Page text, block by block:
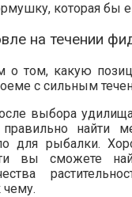
которая бы
на течении
о том, какую
с сильным
выбора
найти
для рыбалки.
вы сможете
чему.